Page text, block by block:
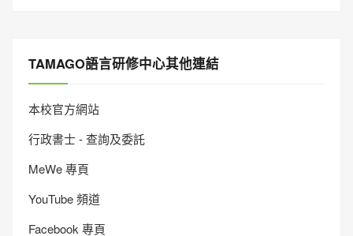
TAMAGO語言研修中心其他連結
本校官方網站
行政書士 - 查詢及委託
MeWe 專頁
YouTube 頻道
Facebook 專頁